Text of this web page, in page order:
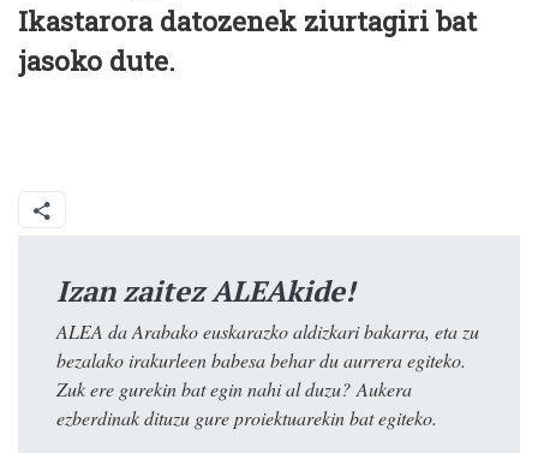
Ikastarora datozenek ziurtagiri bat
jasoko dute.
Izan zaitez ALEAkide!
ALEA da Arabako euskarazko aldizkari bakarra, eta zu
bezalako irakurleen babesa behar du aurrera egiteko.
Zuk ere gurekin bat egin nahi al duzu? Aukera
ezberdinak dituzu gure proiektuarekin bat egiteko.